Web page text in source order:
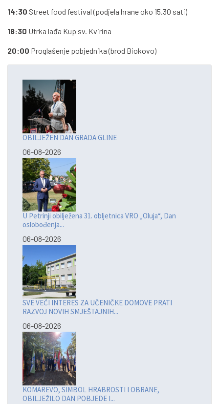
14:30 Street food festival (podjela hrane oko 15.30 sati)
18:30 Utrka lađa Kup sv. Kvirina
20:00 Proglašenje pobjednika (brod Biokovo)
OBILJEŽEN DAN GRADA GLINE
06-08-2026
U Petrinji obilježena 31. obljetnica VRO „Oluja“, Dan
oslobođenja...
06-08-2026
SVE VEĆI INTERES ZA UČENIČKE DOMOVE PRATI
RAZVOJ NOVIH SMJEŠTAJNIH...
06-08-2026
KOMAREVO, SIMBOL HRABROSTI I OBRANE,
OBILJEŽILO DAN POBJEDE I...